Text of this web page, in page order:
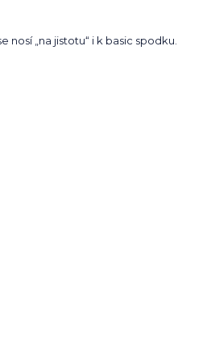
„na jistotu“ i k basic spodku.